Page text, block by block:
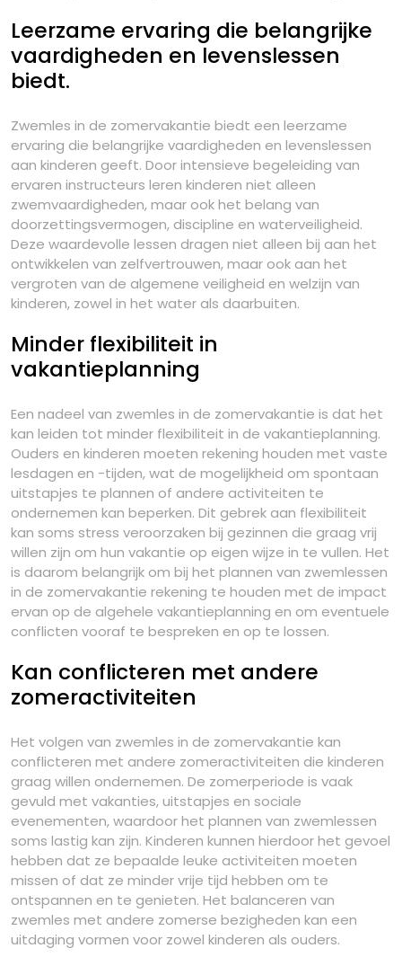
Leerzame ervaring die belangrijke
vaardigheden en levenslessen
biedt.
Zwemles in de zomervakantie biedt een leerzame
ervaring die belangrijke vaardigheden en levenslessen
aan kinderen geeft. Door intensieve begeleiding van
ervaren instructeurs leren kinderen niet alleen
zwemvaardigheden, maar ook het belang van
doorzettingsvermogen, discipline en waterveiligheid.
Deze waardevolle lessen dragen niet alleen bij aan het
ontwikkelen van zelfvertrouwen, maar ook aan het
vergroten van de algemene veiligheid en welzijn van
kinderen, zowel in het water als daarbuiten.
Minder flexibiliteit in
vakantieplanning
Een nadeel van zwemles in de zomervakantie is dat het
kan leiden tot minder flexibiliteit in de vakantieplanning.
Ouders en kinderen moeten rekening houden met vaste
lesdagen en -tijden, wat de mogelijkheid om spontaan
uitstapjes te plannen of andere activiteiten te
ondernemen kan beperken. Dit gebrek aan flexibiliteit
kan soms stress veroorzaken bij gezinnen die graag vrij
willen zijn om hun vakantie op eigen wijze in te vullen. Het
is daarom belangrijk om bij het plannen van zwemlessen
in de zomervakantie rekening te houden met de impact
ervan op de algehele vakantieplanning en om eventuele
conflicten vooraf te bespreken en op te lossen.
Kan conflicteren met andere
zomeractiviteiten
Het volgen van zwemles in de zomervakantie kan
conflicteren met andere zomeractiviteiten die kinderen
graag willen ondernemen. De zomerperiode is vaak
gevuld met vakanties, uitstapjes en sociale
evenementen, waardoor het plannen van zwemlessen
soms lastig kan zijn. Kinderen kunnen hierdoor het gevoel
hebben dat ze bepaalde leuke activiteiten moeten
missen of dat ze minder vrije tijd hebben om te
ontspannen en te genieten. Het balanceren van
zwemles met andere zomerse bezigheden kan een
uitdaging vormen voor zowel kinderen als ouders.